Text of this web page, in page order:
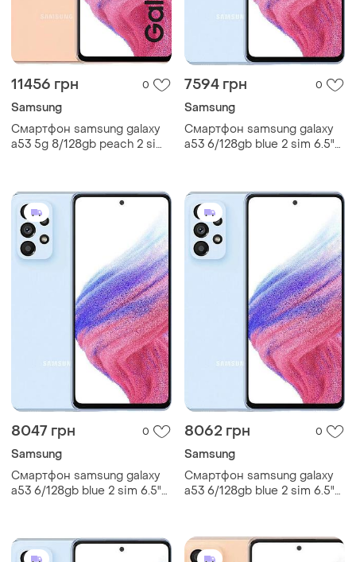
11456 грн 0
Samsung
Смартфон samsung galaxy
a53 5g 8/128gb peach 2 sim
7594 грн 0
Samsung
Смартфон samsung galaxy
a53 6/128gb blue 2 sim 6.5"
8047 грн 0
Samsung
Смартфон samsung galaxy
a53 6/128gb blue 2 sim 6.5"
8062 грн 0
Samsung
Смартфон samsung galaxy
a53 6/128gb blue 2 sim 6.5"